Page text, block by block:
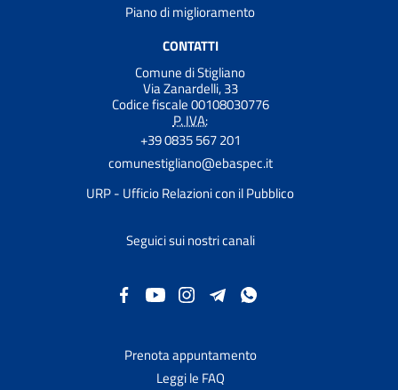
Piano di miglioramento
CONTATTI
Comune di Stigliano
Via Zanardelli, 33
Codice fiscale 00108030776
P. IVA:
+39 0835 567 201
comunestigliano@ebaspec.it
URP - Ufficio Relazioni con il Pubblico
Seguici sui nostri canali
Prenota appuntamento
Leggi le FAQ